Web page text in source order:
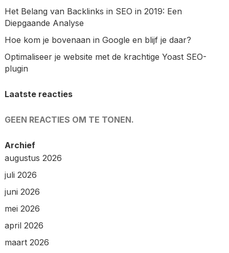
Het Belang van Backlinks in SEO in 2019: Een
Diepgaande Analyse
Hoe kom je bovenaan in Google en blijf je daar?
Optimaliseer je website met de krachtige Yoast SEO-
plugin
Laatste reacties
GEEN REACTIES OM TE TONEN.
Archief
augustus 2026
juli 2026
juni 2026
mei 2026
april 2026
maart 2026